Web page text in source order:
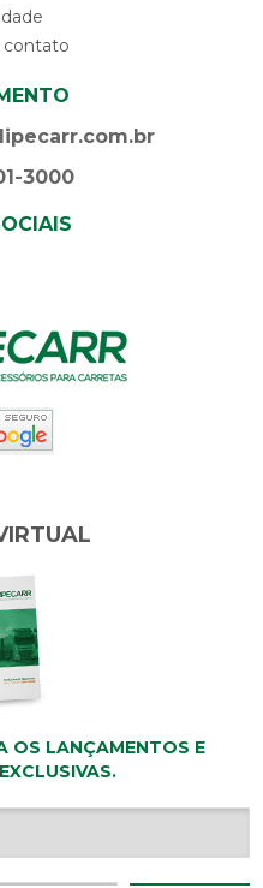
contato
3000
OS LANÇAMENTOS E